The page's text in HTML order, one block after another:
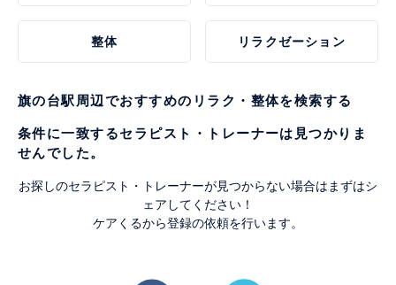
整体 リラクゼーション
旗の台駅周辺でおすすめのリラク・整体を検索する
条件に一致するセラピスト・トレーナーは見つかりま
せんでした。
お探しのセラピスト・トレーナーが見つからない場合はまずはシ
ェアしてください！
ケアくるから登録の依頼を行います。